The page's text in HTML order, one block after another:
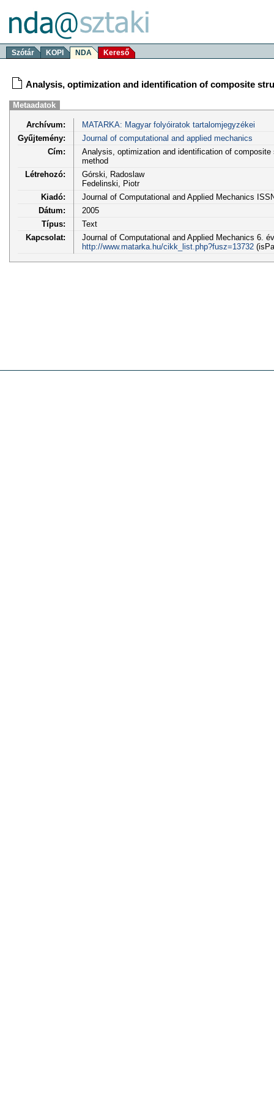
Szótár KOPI NDA Kereső
Analysis, optimization and identification of composite
Metaadatok
Archívum:
MATARKA: Magyar folyóiratok tartalomjegyzékei
Gyűjtemény:
Journal of computational and applied mechanics
Cím:
Analysis, optimization and identification of
method
Létrehozó:
Górski, Radoslaw
Fedelinski, Piotr
Kiadó:
Journal of Computational and Applied Mechanics
Dátum:
2005
Típus:
Text
Kapcsolat:
Journal of Computational and Applied Mechanics 6.
http://www.matarka.hu/cikk_list.php?fusz=13732